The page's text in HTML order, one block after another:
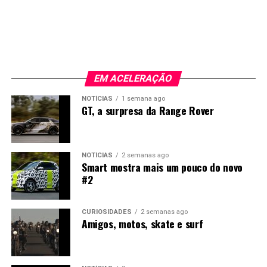
Os preços arrancam nos 81.475 euros, sem IVA, para a
configuração de cinco lugares. A variante de seis lugares
custa 81.891 euros, enquanto a versão de sete lugares
está disponível a partir de 82.369 euros, também sem
IVA.
EM ACELERAÇÃO
NOTÍCIAS 1 semana ago
GT, a surpresa da Range Rover
NOTÍCIAS 2 semanas ago
Smart mostra mais um pouco do novo
#2
CURIOSIDADES 2 semanas ago
Amigos, motos, skate e surf